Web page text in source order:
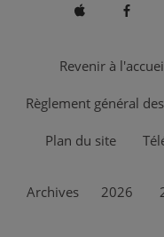
Revenir à
Règlement général
Plan du site
Archives 2026